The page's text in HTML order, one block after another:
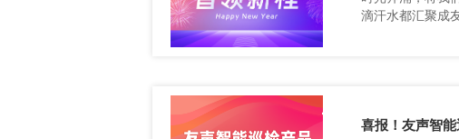
滴汗水都汇聚成
喜报！友声智